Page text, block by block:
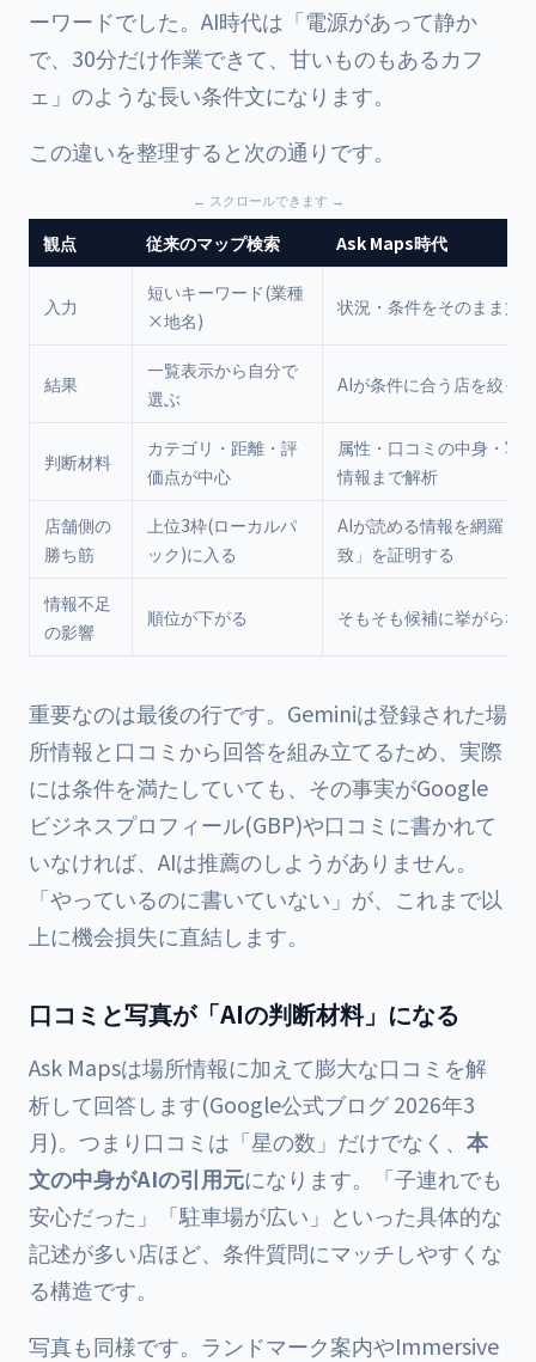
ーワードでした。AI時代は「電源があって静か
で、30分だけ作業できて、甘いものもあるカフ
ェ」のような長い条件文になります。
この違いを整理すると次の通りです。
観点 従来のマップ検索 Ask Maps時代
入力
短いキーワード(業種
×地名)
状況・条件をそのまま文
結果
一覧表示から自分で
選ぶ
AIが条件に合う店を絞っ
判断材料
カテゴリ・距離・評
価点が中心
属性・口コミの中身・写
情報まで解析
店舗側の
勝ち筋
上位3枠(ローカルパ
ック)に入る
AIが読める情報を網羅し
致」を証明する
情報不足
の影響
順位が下がる そもそも候補に挙がらな
重要なのは最後の行です。Geminiは登録された場
所情報と口コミから回答を組み立てるため、実際
には条件を満たしていても、その事実がGoogle
ビジネスプロフィール(GBP)や口コミに書かれて
いなければ、AIは推薦のしようがありません。
「やっているのに書いていない」が、これまで以
上に機会損失に直結します。
口コミと写真が「AIの判断材料」になる
Ask Mapsは場所情報に加えて膨大な口コミを解
析して回答します(Google公式ブログ 2026年3
月)。つまり口コミは「星の数」だけでなく、 本
文の中身がAIの引用元になります。「子連れでも
安心だった」「駐車場が広い」といった具体的な
記述が多い店ほど、条件質問にマッチしやすくな
る構造です。
写真も同様です。ランドマーク案内やImmersive